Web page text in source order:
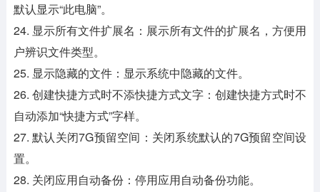
默认显示“此电脑”。
24. 显示所有文件扩展名：展示所有文件的扩展名，方便用
户辨识文件类型。
25. 显示隐藏的文件：显示系统中隐藏的文件。
26. 创建快捷方式时不添快捷方式文字：创建快捷方式时不
自动添加“快捷方式”字样。
27. 默认关闭7G预留空间：关闭系统默认的7G预留空间设
置。
28. 关闭应用自动备份：停用应用自动备份功能。